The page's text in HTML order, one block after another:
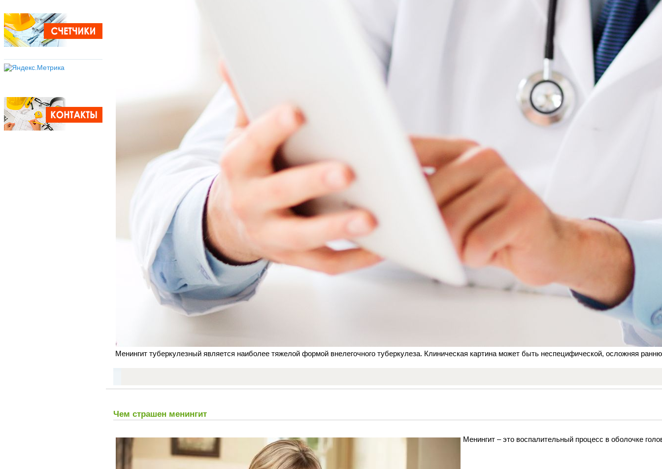
Менингит туберкулезный является наиболее тяжелой формой внелегочного туберкулеза. Клиническая картина может быть неспецифической, осложняя
Чем страшен менингит
Менингит – это воспалительный процесс в оболочке